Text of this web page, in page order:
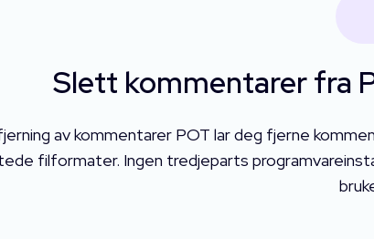
Slett kommentarer fra
av kommentarer POT lar deg fjerne
filformater. Ingen tredjeparts